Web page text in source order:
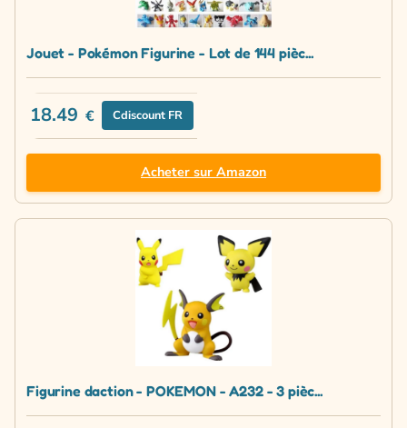
Jouet - Pokémon Figurine - Lot de 144 pièc...
18.49 € Cdiscount FR
Acheter sur Amazon
Figurine daction - POKEMON - A232 - 3 pièc...